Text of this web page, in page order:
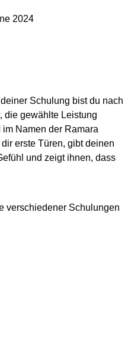
2024
Schulung bist du nach
die gewählte Leistung
Namen der Ramara
erste Türen, gibt deinen
und zeigt ihnen, dass